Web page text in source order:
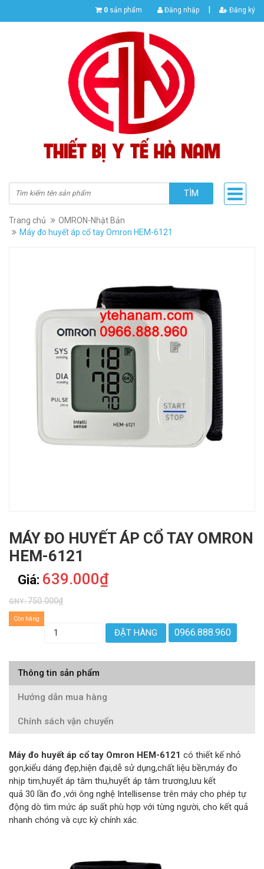
0 sản phẩm Đăng nhập | Đăng ký
TÌM
Trang chủ
OMRON-Nhật Bản
Máy đo huyết áp cổ tay Omron HEM-6121
MÁY ĐO HUYẾT ÁP CỔ TAY OMRON
HEM-6121
Giá: 639.000₫
GNY:750.000₫
Còn hàng
ĐẶT HÀNG 0966.888.960
Thông tin sản phẩm
Hướng dẫn mua hàng
Chính sách vận chuyển
Máy đo huyết áp cổ tay Omron HEM-6121 có thiết kế nhỏ
gọn,kiểu dáng đẹp,hiện đại,dễ sử dụng,chất liệu bền,máy đo
nhịp tim,huyết áp tâm thu,huyết áp tâm trương,lưu kết
quả 30 lần đo ,với ông nghệ Intellisense trên máy cho phép tự
động dò tìm mức áp suất phù hợp với từng người, cho kết quả
nhanh chóng và cực kỳ chính xác.